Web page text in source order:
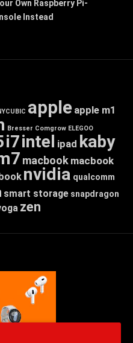
Own Raspberry Pi-
Instead
apple apple m1
Bresser Comgrow ELEGOO
i7intel ipad kaby
macbook macbook
nvidia qualcomm
smart storage snapdragon
zen